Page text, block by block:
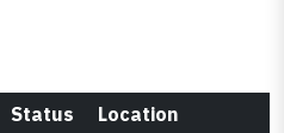
Status
Location